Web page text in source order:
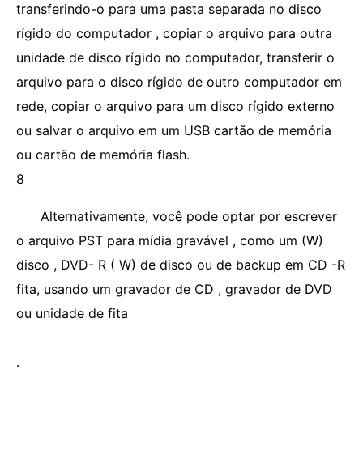
transferindo-o para uma pasta separada no disco
rígido do computador , copiar o arquivo para outra
unidade de disco rígido no computador, transferir o
arquivo para o disco rígido de outro computador em
rede, copiar o arquivo para um disco rígido externo
ou salvar o arquivo em um USB cartão de memória
ou cartão de memória flash.
8
Alternativamente, você pode optar por escrever
o arquivo PST para mídia gravável , como um (W)
disco , DVD- R ( W) de disco ou de backup em CD -R
fita, usando um gravador de CD , gravador de DVD
ou unidade de fita
.